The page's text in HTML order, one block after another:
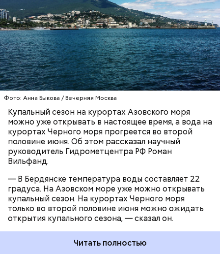
Фото: Анна Быкова / Вечерняя Москва
Купальный сезон на курортах Азовского моря
можно уже открывать в настоящее время, а вода на
курортах Черного моря прогреется во второй
половине июня. Об этом рассказал научный
руководитель Гидрометцентра РФ Роман
Вильфанд.
— В Бердянске температура воды составляет 22
градуса. На Азовском море уже можно открывать
купальный сезон. На курортах Черного моря
только во второй половине июня можно ожидать
открытия купального сезона, — сказал он.
Синоптик отметил, что в Сочи, Феодосии, Алуште,
Ялте вода пока прогрелась лишь до 17 градусов
тепла, в Туапсе — до 18 градусов, а в Евпатории —
до 19 градусов.
Читать полностью
ЧЕРНОЕ МОРЕ
ПОГОДА
КУПАЛЬНЫЙ СЕЗОН